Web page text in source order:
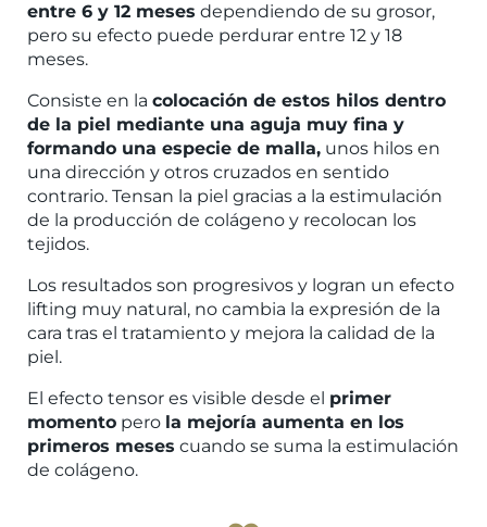
entre 6 y 12 meses dependiendo de su grosor,
pero su efecto puede perdurar entre 12 y 18
meses.
Consiste en la colocación de estos hilos dentro
de la piel mediante una aguja muy fina y
formando una especie de malla, unos hilos en
una dirección y otros cruzados en sentido
contrario. Tensan la piel gracias a la estimulación
de la producción de colágeno y recolocan los
tejidos.
Los resultados son progresivos y logran un efecto
lifting muy natural, no cambia la expresión de la
cara tras el tratamiento y mejora la calidad de la
piel.
El efecto tensor es visible desde el primer
momento pero la mejoría aumenta en los
primeros meses cuando se suma la estimulación
de colágeno.